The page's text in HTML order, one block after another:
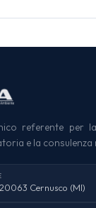
referente per
e la consulenza
Cernusco (MI)